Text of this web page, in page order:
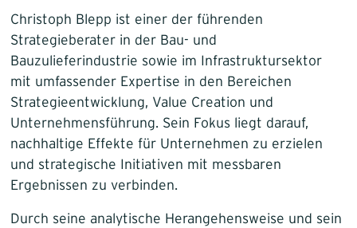
Christoph Blepp ist einer der führenden
Strategieberater in der Bau- und
Bauzulieferindustrie sowie im Infrastruktursektor
mit umfassender Expertise in den Bereichen
Strategieentwicklung, Value Creation und
Unternehmensführung. Sein Fokus liegt darauf,
nachhaltige Effekte für Unternehmen zu erzielen
und strategische Initiativen mit messbaren
Ergebnissen zu verbinden.
Durch seine analytische Herangehensweise und sein